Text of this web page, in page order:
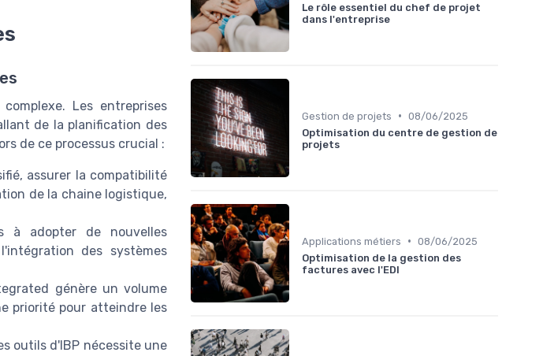
Les entreprises
de la planification des
de ce processus crucial :
assurer la compatibilité
de la chaine logistique,
à adopter de nouvelles
des systèmes
génère un volume
priorité pour atteindre les
outils d'IBP nécessite une
Le rôle essentiel du chef de projet
dans l'entreprise
Gestion de projets • 08/06/2025
Optimisation du centre de gestion de
projets
Applications métiers • 08/06/2025
Optimisation de la gestion des
factures avec l'EDI